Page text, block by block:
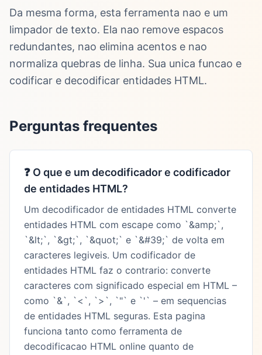
Da mesma forma, esta ferramenta nao e um
limpador de texto. Ela nao remove espacos
redundantes, nao elimina acentos e nao
normaliza quebras de linha. Sua unica funcao e
codificar e decodificar entidades HTML.
Perguntas frequentes
❓ O que e um decodificador e codificador
de entidades HTML?
Um decodificador de entidades HTML converte
entidades HTML com escape como `&amp;`,
`&lt;`, `&gt;`, `&quot;` e `&#39;` de volta em
caracteres legiveis. Um codificador de
entidades HTML faz o contrario: converte
caracteres com significado especial em HTML –
como `&`, `<`, `>`, `"` e `'` – em sequencias
de entidades HTML seguras. Esta pagina
funciona tanto como ferramenta de
decodificacao HTML online quanto de